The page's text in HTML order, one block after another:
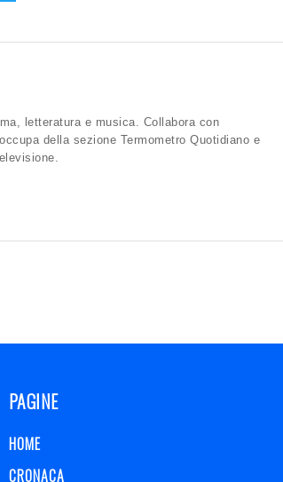
letteratura e musica. Collabora con
della sezione Termometro Quotidiano e
PAGINE
HOME
CRONACA